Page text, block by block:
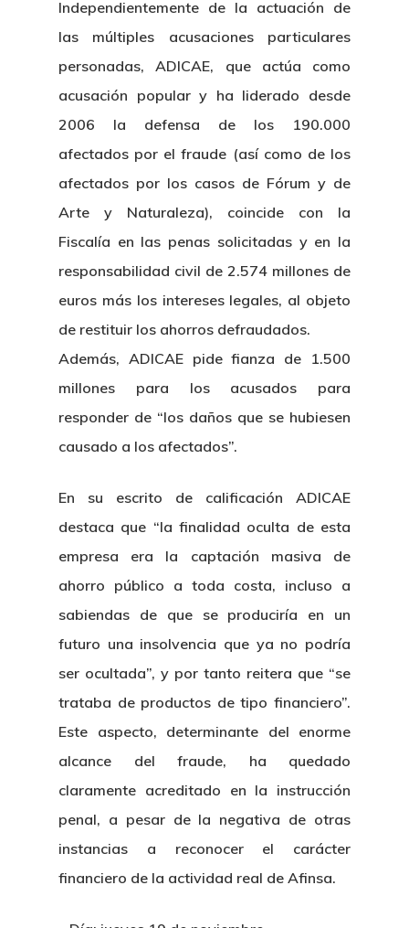
Independientemente de la actuación de
las múltiples acusaciones particulares
personadas, ADICAE, que actúa como
acusación popular y ha liderado desde
2006 la defensa de los 190.000
afectados por el fraude (así como de los
afectados por los casos de Fórum y de
Arte y Naturaleza), coincide con la
Fiscalía en las penas solicitadas y en la
responsabilidad civil de 2.574 millones de
euros más los intereses legales, al objeto
de restituir los ahorros defraudados.
Además, ADICAE pide fianza de 1.500
millones para los acusados para
responder de “los daños que se hubiesen
causado a los afectados”.
En su escrito de calificación ADICAE
destaca que “la finalidad oculta de esta
empresa era la captación masiva de
ahorro público a toda costa, incluso a
sabiendas de que se produciría en un
futuro una insolvencia que ya no podría
ser ocultada”, y por tanto reitera que “se
trataba de productos de tipo financiero”.
Este aspecto, determinante del enorme
alcance del fraude, ha quedado
claramente acreditado en la instrucción
penal, a pesar de la negativa de otras
instancias a reconocer el carácter
financiero de la actividad real de Afinsa.